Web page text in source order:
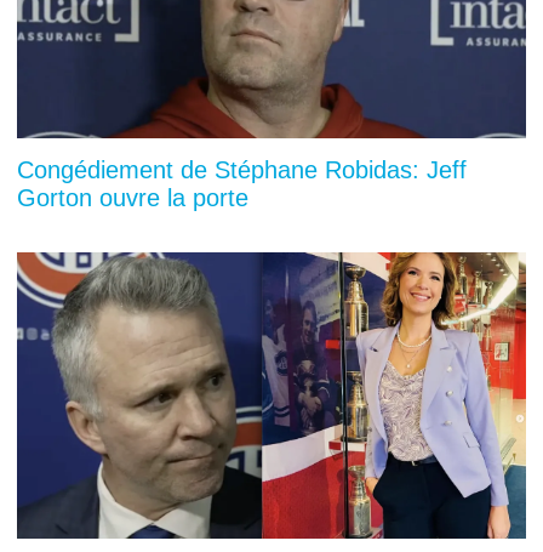
Congédiement de Stéphane Robidas: Jeff
Gorton ouvre la porte